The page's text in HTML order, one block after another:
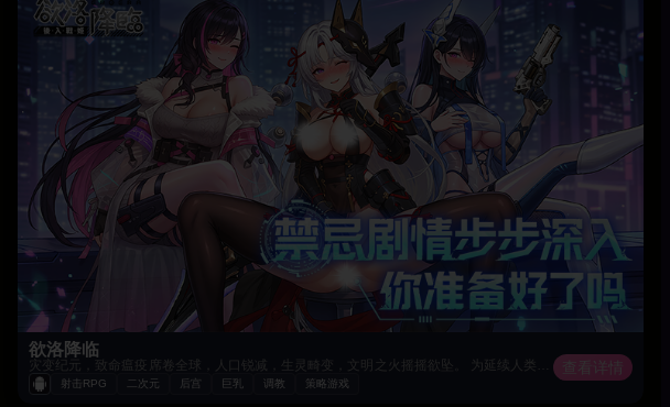
欲洛降临
射击RPG 二次元 后宫 巨乳 调教 策略游戏
查看详情